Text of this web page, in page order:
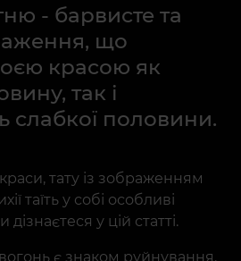
- барвисте та
що
красою як
так і
слабкої половини.
тату із зображенням
таїть у собі особливі
у цій статті.
є знаком руйнування.